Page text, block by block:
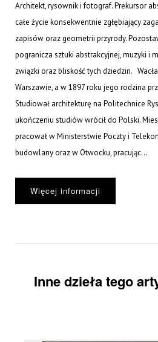
Architekt, rysownik i fotograf. Prekursor
całe życie konsekwentnie zgłębiający
zapisów oraz geometrii przyrody.
pogranicza sztuki abstrakcyjnej, muzyki i
związki oraz bliskość tych dziedzin.
Warszawie, a w 1897 roku jego rodzina
Studiował architekturę na Politechnice
ukończeniu studiów wrócił do Polski.
pracował w Ministerstwie Poczty i
budowlany oraz w Otwocku, pracując...
Więcej informacji
Inne dzieła tego